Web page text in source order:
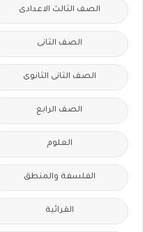
الصف الثالث الاعدادى
الصف الثانى
الصف الثانى الثانوى
الصف الرابع
العلوم
الفلسفة والمنطق
القرائية